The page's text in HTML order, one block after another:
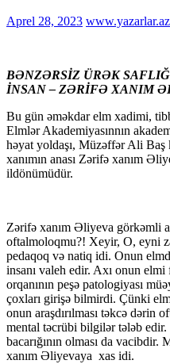
Aprel 28, 2023 www.yazarlar.az
BƏNZƏRSİZ ÜRƏK
İNSAN – ZƏRİFƏ XANIM
Bu gün əməkdar elm xadimi,
Elmlər Akademiyasınnın
həyat yoldaşı, Müzəffər Ali
xanımın anası Zərifə xanım
ildönümüdür.
Zərifə xanım Əliyeva görkəmli
ofta­l­mo­­loqmu?! Xeyir, O, eyni
pedaqoq və natiq idi. Onun
insanı valeh edir. Axı onun
orqanının peşə patologiyası
çoxları girişə bilmirdi. Çünki
onun araş­dırılması təkcə
men­­tal təcrübi bilgilər tələb edir.
bacarığının olması da
xanım Əliyevaya xas idi.